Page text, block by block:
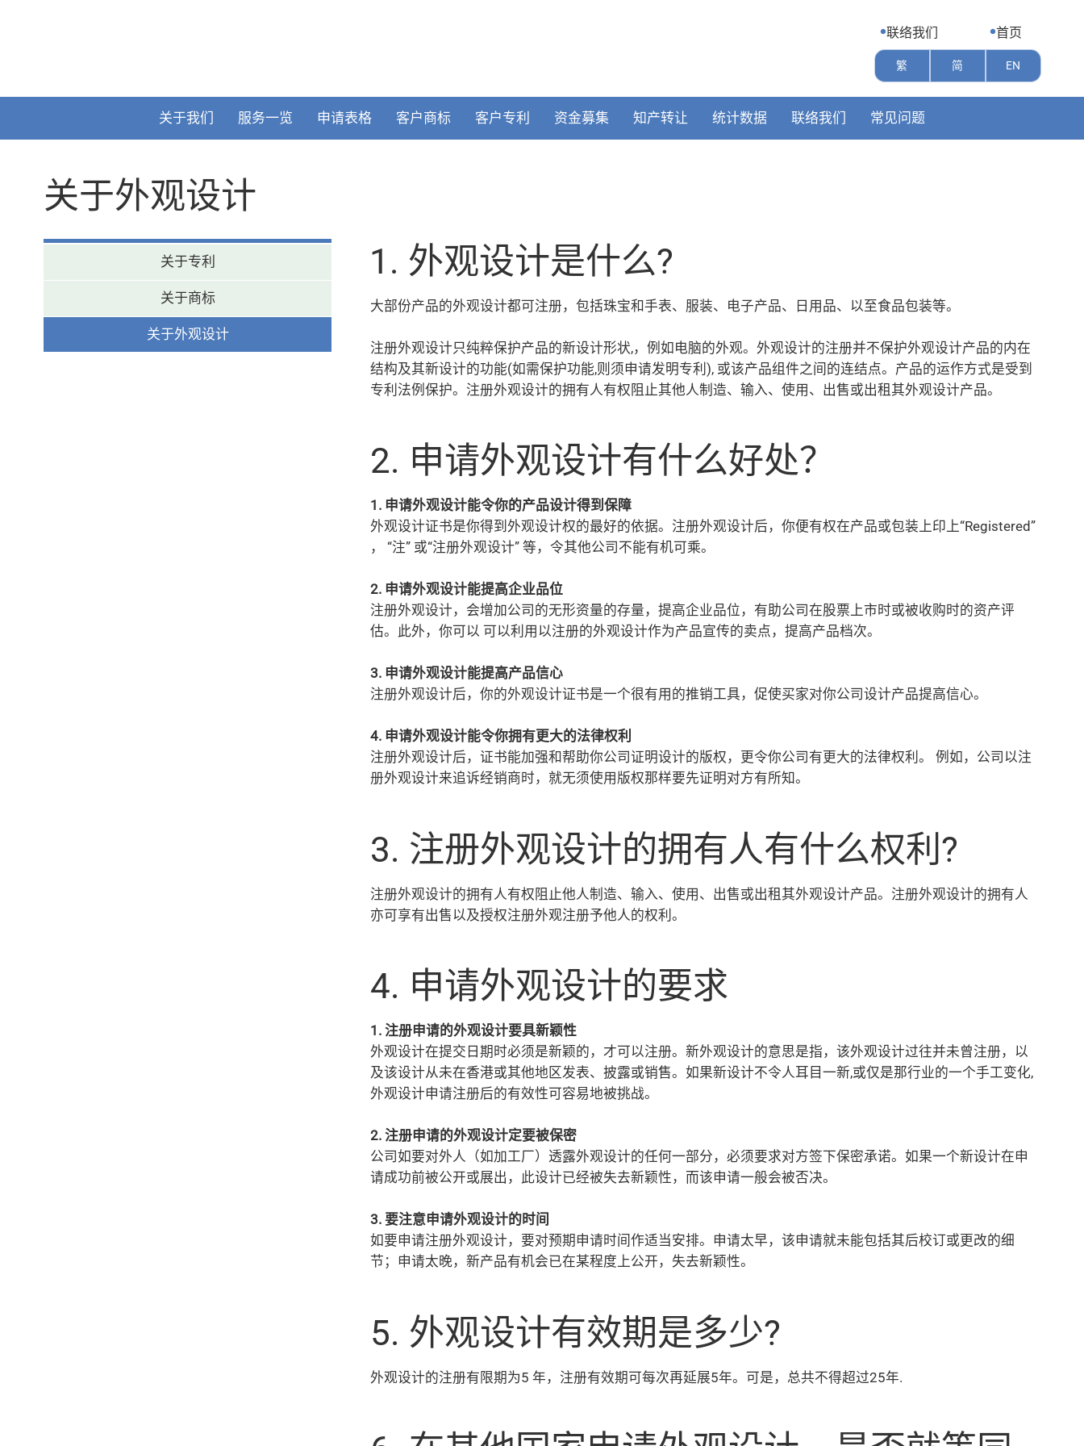
联络我们 首页
繁 简 EN
关于我们 服务一览 申请表格 客户商标 客户专利 资金募集 知产转让 统计数据 联络我们 常见问题
关于外观设计
关于专利
关于商标
关于外观设计
1. 外观设计是什么?
大部份产品的外观设计都可注册，包括珠宝和手表、服装、电子产品、日用品、以至食品包装等。
注册外观设计只纯粹保护产品的新设计形状,，例如电脑的外观。外观设计的注册并不保护外观设计产品的内在
结构及其新设计的功能(如需保护功能,则须申请发明专利), 或该产品组件之间的连结点。产品的运作方式是受到
专利法例保护。注册外观设计的拥有人有权阻止其他人制造、输入、使用、出售或出租其外观设计产品。
2. 申请外观设计有什么好处？
1. 申请外观设计能令你的产品设计得到保障
外观设计证书是你得到外观设计权的最好的依据。注册外观设计后，你便有权在产品或包装上印上“Registered”
， “注” 或“注册外观设计” 等，令其他公司不能有机可乘。
2. 申请外观设计能提高企业品位
注册外观设计，会增加公司的无形资量的存量，提高企业品位，有助公司在股票上市时或被收购时的资产评
估。此外，你可以 可以利用以注册的外观设计作为产品宣传的卖点，提高产品档次。
3. 申请外观设计能提高产品信心
注册外观设计后，你的外观设计证书是一个很有用的推销工具，促使买家对你公司设计产品提高信心。
4. 申请外观设计能令你拥有更大的法律权利
注册外观设计后，证书能加强和帮助你公司证明设计的版权，更令你公司有更大的法律权利。 例如，公司以注
册外观设计来追诉经销商时，就无须使用版权那样要先证明对方有所知。
3. 注册外观设计的拥有人有什么权利?
注册外观设计的拥有人有权阻止他人制造、输入、使用、出售或出租其外观设计产品。注册外观设计的拥有人
亦可享有出售以及授权注册外观注册予他人的权利。
4. 申请外观设计的要求
1. 注册申请的外观设计要具新颖性
外观设计在提交日期时必须是新颖的，才可以注册。新外观设计的意思是指，该外观设计过往并未曾注册，以
及该设计从未在香港或其他地区发表、披露或销售。如果新设计不令人耳目一新,或仅是那行业的一个手工变化,
外观设计申请注册后的有效性可容易地被挑战。
2. 注册申请的外观设计定要被保密
公司如要对外人（如加工厂）透露外观设计的任何一部分，必须要求对方签下保密承诺。如果一个新设计在申
请成功前被公开或展出，此设计已经被失去新颖性，而该申请一般会被否决。
3. 要注意申请外观设计的时间
如要申请注册外观设计，要对预期申请时间作适当安排。申请太早，该申请就未能包括其后校订或更改的细
节；申请太晚，新产品有机会已在某程度上公开，失去新颖性。
5. 外观设计有效期是多少?
外观设计的注册有限期为5 年，注册有效期可每次再延展5年。可是，总共不得超过25年.